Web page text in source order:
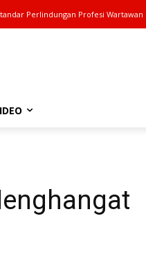
Perlindungan Profesi Wartawan